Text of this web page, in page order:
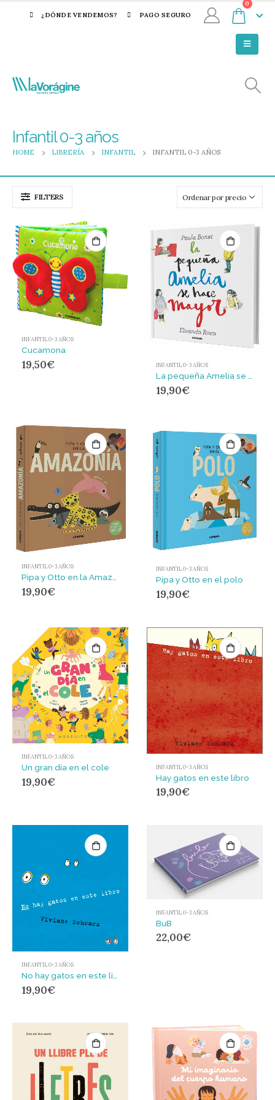
¿DÓNDE VENDEMOS? PAGO SEGURO
0
Infantil 0-3 años
HOME LIBRERÍA INFANTIL INFANTIL 0-3 AÑOS
FILTERS
INFANTIL 0-3 AÑOS
Cucamona
19,50€ INFANTIL 0-3 AÑOS
19,90€
INFANTIL 0-3 AÑOS
19,90€
INFANTIL 0-3 AÑOS
Pipa y Otto en el polo
19,90€
INFANTIL 0-3 AÑOS
Un gran día en el cole
19,90€
INFANTIL 0-3 AÑOS
Hay gatos en este libro
19,90€
INFANTIL 0-3 AÑOS
19,90€
INFANTIL 0-3 AÑOS
BuB
22,00€